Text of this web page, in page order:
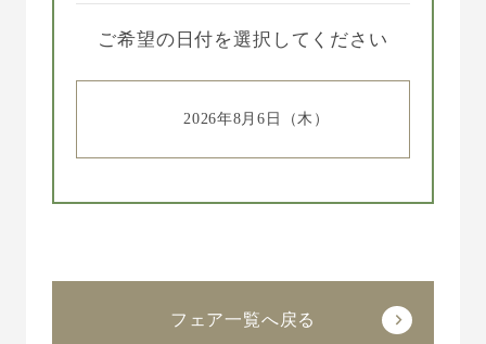
ご希望の日付を選択してください
2026年8月6日（木）
フェア一覧へ戻る